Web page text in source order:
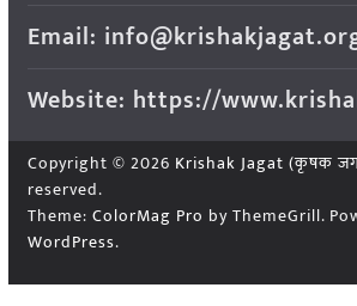
Email:
Website: https://
Copyright © 2026 Krishak Jagat (कृषक
reserved.
Theme: ColorMag Pro by ThemeGrill.
WordPress.